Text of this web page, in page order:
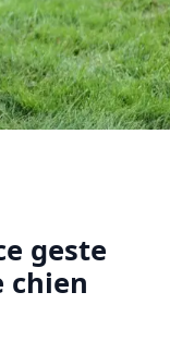
geste
chien